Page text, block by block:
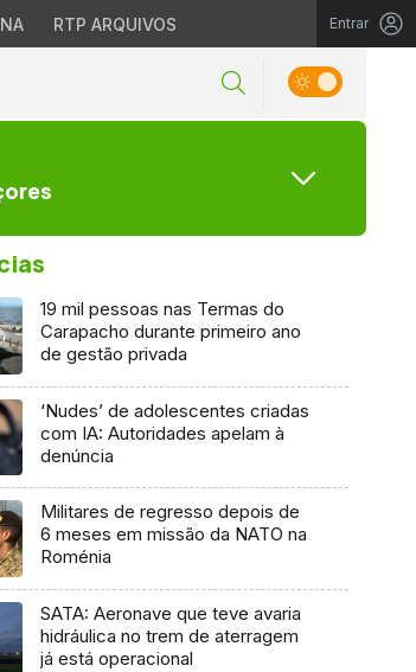
RTP ARQUIVOS Entrar
19 mil pessoas nas Termas do
Carapacho durante primeiro ano
de gestão privada
‘Nudes’ de adolescentes criadas
com IA: Autoridades apelam à
denúncia
Militares de regresso depois de
6 meses em missão da NATO na
Roménia
SATA: Aeronave que teve avaria
hidráulica no trem de aterragem
já está operacional